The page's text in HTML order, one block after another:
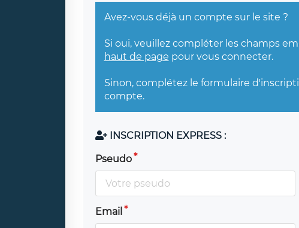
Avez-vous déjà un compte sur le site ?
Si oui, veuillez compléter les champs
haut de page pour vous connecter.
Sinon, complétez le formulaire
compte.
INSCRIPTION EXPRESS :
Pseudo
Email